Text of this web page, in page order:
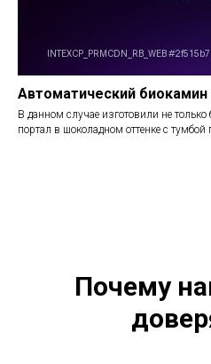
Автоматический
В данном случае изготовили не
портал в шоколадном оттенке с тумбой
Почему